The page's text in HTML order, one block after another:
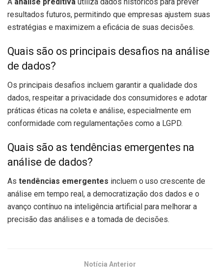
resultados futuros, permitindo que empresas ajustem suas
estratégias e maximizem a eficácia de suas decisões.
Quais são os principais desafios na análise
de dados?
Os principais desafios incluem garantir a qualidade dos
dados, respeitar a privacidade dos consumidores e adotar
práticas éticas na coleta e análise, especialmente em
conformidade com regulamentações como a LGPD.
Quais são as tendências emergentes na
análise de dados?
As tendências emergentes incluem o uso crescente de
análise em tempo real, a democratização dos dados e o
avanço contínuo na inteligência artificial para melhorar a
precisão das análises e a tomada de decisões.
Notícia Anterior